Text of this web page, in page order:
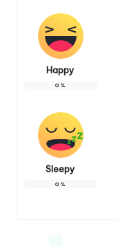
Happy
0%
Sleepy
0%